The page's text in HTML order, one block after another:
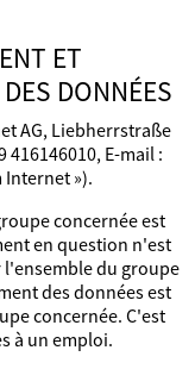
ET
DONNÉES
AG, Liebherrstraße
416146010, E-mail :
»).
concernée est
en question n'est
l'ensemble du groupe
des données est
concernée. C'est
à un emploi.